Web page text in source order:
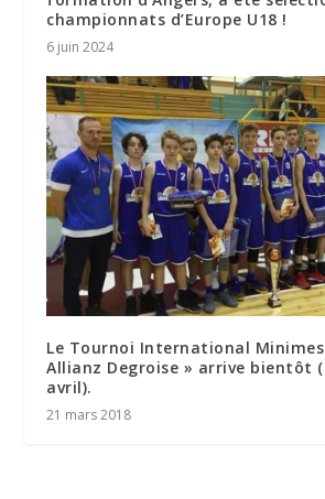
championnats d’Europe U18 !
6 juin 2024
Le Tournoi International Minimes
Allianz Degroise » arrive bientôt
avril).
21 mars 2018